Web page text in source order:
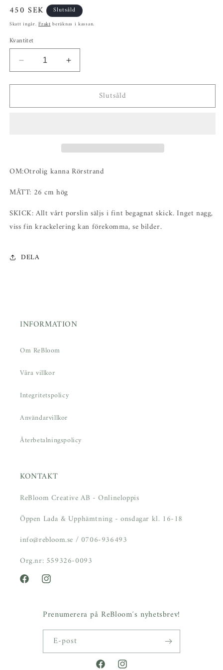
Ordinarie
pris
450 SEK Slutsåld
Skatt ingår.Fraktberäknas i kassan.
Kvantitet
Minska
kvantitet
för
kanna
Öka
kvantitet
för
kanna
Slutsåld
OM:Otrolig kanna Rörstrand
MÅTT: 26 cm hög
SKICK: Allt vårt porslin säljs i fint begagnat skick. Inget nagg,
viss fin krackelering kan förekomma, se bilder.
DELA
INFORMATION
Om ReBloom
Våra villkor
Integritetspolicy
Användarvillkor
Återbetalningspolicy
KONTAKT
ReBloom Creative AB - Onlineloppis
Öppen Lada & Upphämtning - onsdagar kl. 16-18
info@rebloom.se / 0706-936493
Org.nr: 559326-0093
FacebookInstagram
Prenumerera på ReBloom´s nyhetsbrev!
E-post